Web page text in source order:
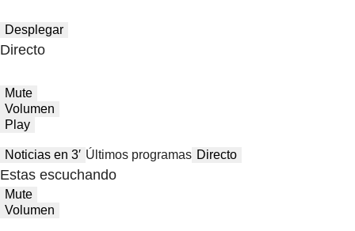
Desplegar
Directo
Mute
Volumen
Play
Noticias en 3′ Últimos programas Directo
Estas escuchando
Mute
Volumen